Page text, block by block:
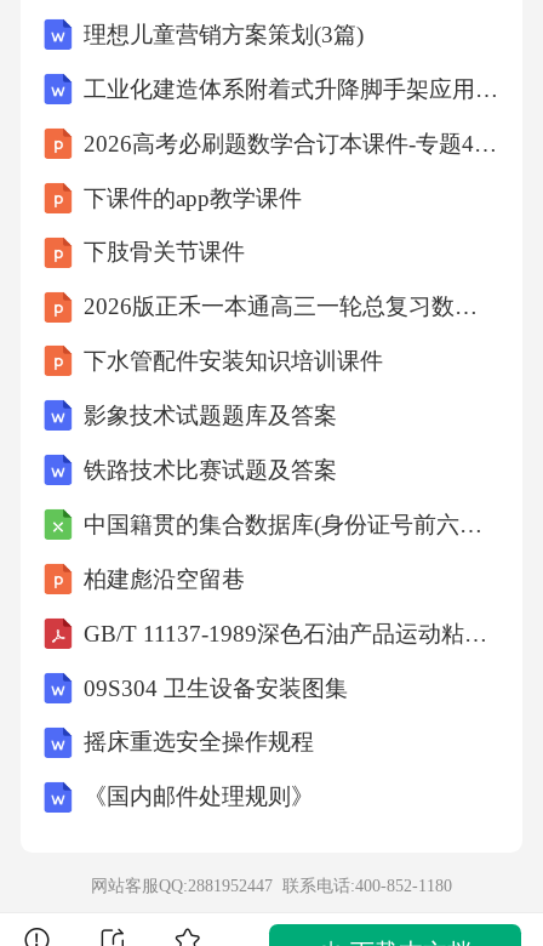
检...........................................................9
8验
收...............................................................................
9
8.1一般规
定.......................................................................
9
8.2主控项
目.......................................................................
9
8.3一般项
目......................................................................
10
附录A（资料性）住宅厨房、卫生间集中排气系
统部品和配件进场检查验收记录表............11
附录B（资料性）住宅厨房、卫生间集中排气系
理想儿童营销方案策划(3篇)
工业化建造体系附着式升降脚手架应用指引
2026高考必刷题数学合订本课件-专题4 圆锥曲线中的存在性问题
下课件的app教学课件
下肢骨关节课件
2026版正禾一本通高三一轮总复习数学（湘教版）-6 培优课9 数列中的奇、偶项问题
下水管配件安装知识培训课件
影象技术试题题库及答案
铁路技术比赛试题及答案
中国籍贯的集合数据库(身份证号前六位籍贯对照表)
柏建彪沿空留巷
GB/T 11137-1989深色石油产品运动粘度测定法(逆流法)和动力粘度计算法
09S304 卫生设备安装图集
摇床重选安全操作规程
《国内邮件处理规则》
网站客服QQ:2881952447 联系电话:400-852-1180